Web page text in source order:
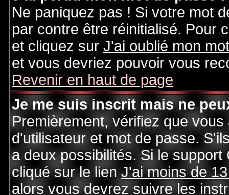
Ne paniquez pas ! Si votre mot
par contre être réinitialisé. Pour
et cliquez sur J'ai oublié mon
et vous devriez pouvoir vous
Revenir en haut de page
Je me suis inscrit mais ne
Premièrement, vérifiez que
d'utilisateur et mot de passe.
a deux possibilités. Si le
cliqué sur le lienJ'ai moins de
alors vous devrez suivre les